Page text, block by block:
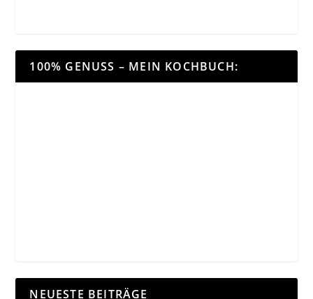
100% GENUSS – MEIN KOCHBUCH:
NEUESTE BEITRÄGE